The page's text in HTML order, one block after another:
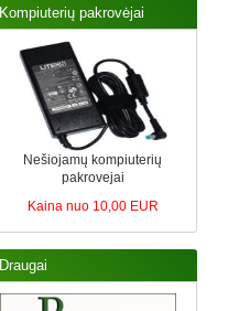
Kompiuterių pakrovėjai
Nešiojamų kompiuterių
pakrovejai
Kaina nuo 10,00 EUR
Draugai